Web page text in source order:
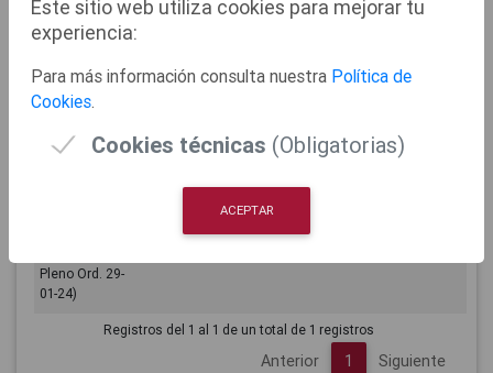
aprobación
definitiva de la
Ordenanza de
Pleno Ord. 29-
01-24)
Registros del 1 al 1 de un total de 1 registros
Anterior 1 Siguiente
Este sitio web utiliza cookies para mejorar tu
experiencia:
Para más información consulta nuestra Política de
Cookies.
Cookies técnicas (Obligatorias)
ACEPTAR